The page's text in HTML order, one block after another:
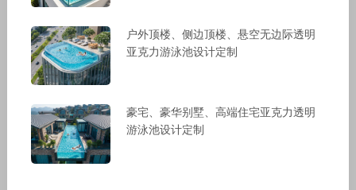
户外顶楼、侧边顶楼、悬空无边际透明
亚克力游泳池设计定制
豪宅、豪华别墅、高端住宅亚克力透明
游泳池设计定制